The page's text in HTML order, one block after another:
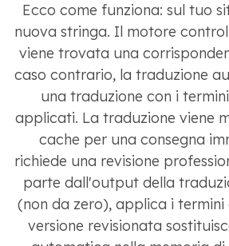
Ecco come funziona: sul tuo
nuova stringa. Il motore
viene trovata una
caso contrario, la traduzione
una traduzione con i
applicati. La traduzione viene
cache per una consegna
richiede una revisione
parte dall'output della
(non da zero), applica i termini
versione revisionata